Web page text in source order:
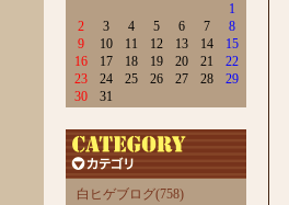
1
2
3 4 5 6 7
8
9
10 11 12 13 14
15
16
17 18 19 20 21
22
23
24 25 26 27 28
29
30
31
白ヒゲブログ(758)